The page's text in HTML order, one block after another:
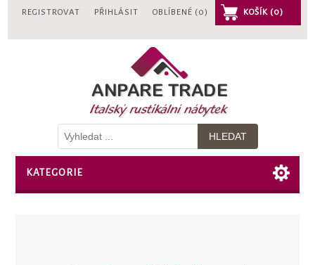
REGISTROVAT PŘIHLÁSIT OBLÍBENÉ (0) KOŠÍK (0)
KATEGORIE